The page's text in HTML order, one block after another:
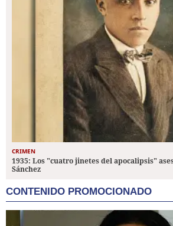
CRIMEN
1935: Los "cuatro jinetes del apocalipsis"
Sánchez
CONTENIDO PROMOCIONADO